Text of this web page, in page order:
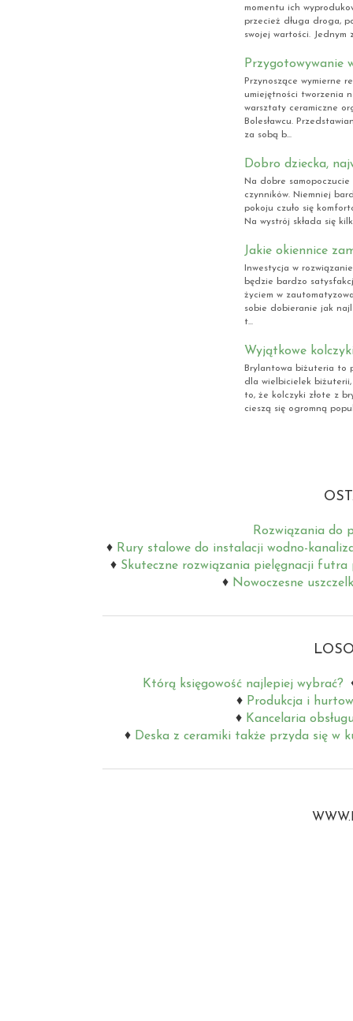
momentu ich
przecież długa droga,
swojej wartości. Jednym
Przygotowywanie
Przynoszące wymierne
umiejętności tworzenia
warsztaty ceramiczne
Bolesławcu.
za sobą b...
Dobro dziecka,
Na dobre
czynników. Niemniej
pokoju czuło się
Na wystrój składa się
Jakie okiennice
Inwestycja w
będzie bardzo
życiem w
sobie dobieranie jak
t...
Wyjątkowe
Brylantowa biżuteria to
dla wielbicielek
to, że kolczyki złote z
cieszą się ogromną
Rozwiązania do
Rury stalowe do instalacji wodno-
Skuteczne rozwiązania pielęgnacji futra
Nowoczesne
Którą księgowość najlepiej wybrać?
Produkcja i
Kancelaria
Deska z ceramiki także przyda się w